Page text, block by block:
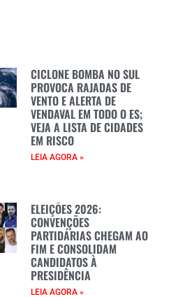
CICLONE BOMBA NO SUL
PROVOCA RAJADAS DE
VENTO E ALERTA DE
VENDAVAL EM TODO O ES;
VEJA A LISTA DE CIDADES
EM RISCO
LEIA AGORA »
ELEIÇÕES 2026:
CONVENÇÕES
PARTIDÁRIAS CHEGAM AO
FIM E CONSOLIDAM
CANDIDATOS À
PRESIDÊNCIA
LEIA AGORA »